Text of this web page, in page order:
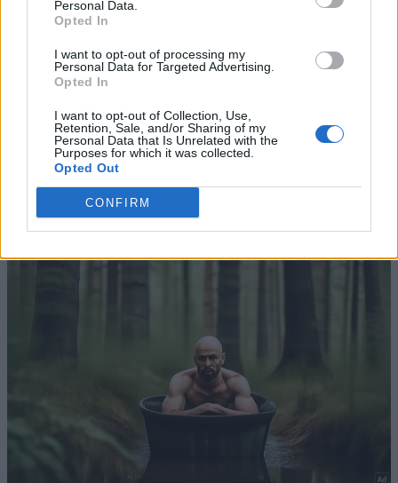
Personal Data.
Opted In
I want to opt-out of processing my
Personal Data for Targeted Advertising.
Opted In
I want to opt-out of Collection, Use,
Retention, Sale, and/or Sharing of my
Personal Data that Is Unrelated with the
Purposes for which it was collected.
Opted Out
CONFIRM